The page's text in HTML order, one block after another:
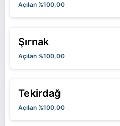
Açılan %100,00
Şırnak
Açılan %100,00
Tekirdağ
Açılan %100,00